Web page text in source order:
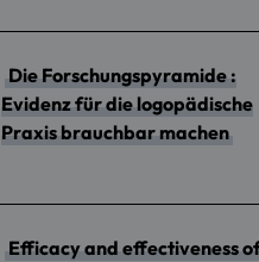
Die Forschungspyramide :
Evidenz für die logopädische
Praxis brauchbar machen
Efficacy and effectiveness